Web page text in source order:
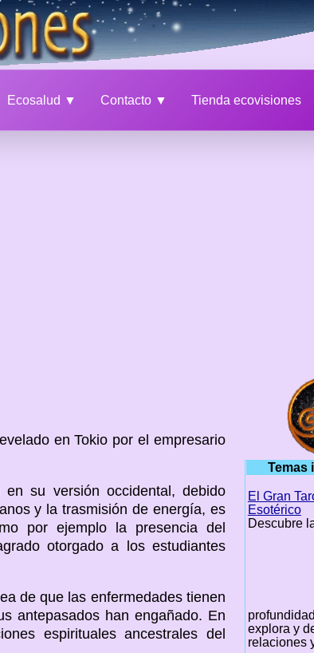
Ecosalud ▼ Contacto ▼ Tienda ecovisiones
en Tokio por el empresario
su versión occidental, debido
y la trasmisión de energía, es
por ejemplo la presencia del
otorgado a los estudiantes
de que las enfermedades tienen
antepasados han engañado. En
espirituales ancestrales del
Temas
El Gran
Esotérico
Descubre
explora y
relaciones